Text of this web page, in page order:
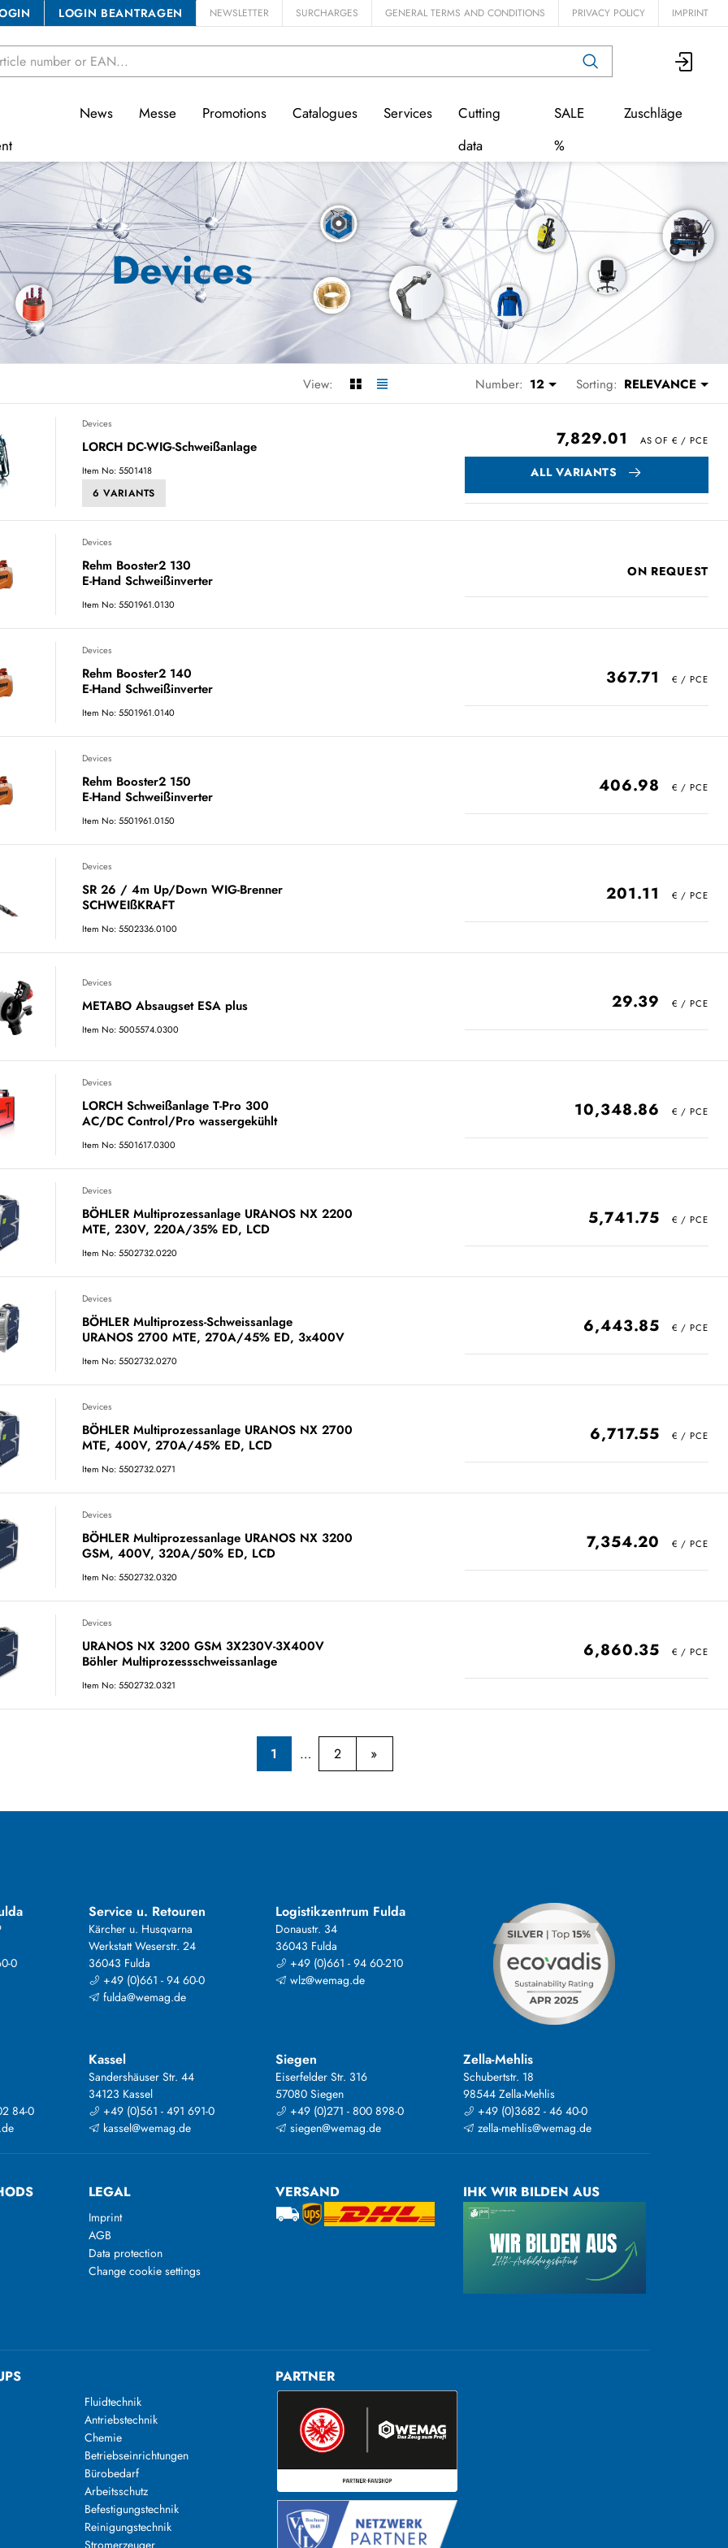
LOGIN BEANTRAGEN NEWSLETTER SURCHARGES GENERAL TERMS AND CONDITIONS PRIVACY POLICY IMPRINT
News Messe Promotions Catalogues Services
Cutting
data
SALE
%
Zuschläge
Devices
View: Number: 12 Sorting: RELEVANCE
Devices
LORCH DC-WIG-Schweißanlage
Item No: 5501418
6 VARIANTS
7,829.01
ALL VARIANTS
Devices
Rehm Booster2 130
E-Hand Schweißinverter
Item No: 5501961.0130
ON REQUEST
Devices
Rehm Booster2 140
E-Hand Schweißinverter
Item No: 5501961.0140
367.71
Devices
Rehm Booster2 150
E-Hand Schweißinverter
Item No: 5501961.0150
406.98
Devices
SR 26 / 4m Up/Down WIG-Brenner
SCHWEIßKRAFT
Item No: 5502336.0100
201.11
Devices
METABO Absaugset ESA plus
Item No: 5005574.0300
29.39
Devices
LORCH Schweißanlage T-Pro 300
AC/DC Control/Pro wassergekühlt
Item No: 5501617.0300
10,348.86
Devices
BÖHLER Multiprozessanlage URANOS NX 2200
MTE, 230V, 220A/35% ED, LCD
Item No: 5502732.0220
5,741.75
Devices
BÖHLER Multiprozess-Schweissanlage
URANOS 2700 MTE, 270A/45% ED, 3x400V
Item No: 5502732.0270
6,443.85
Devices
BÖHLER Multiprozessanlage URANOS NX 2700
MTE, 400V, 270A/45% ED, LCD
Item No: 5502732.0271
6,717.55
Devices
BÖHLER Multiprozessanlage URANOS NX 3200
GSM, 400V, 320A/50% ED, LCD
Item No: 5502732.0320
7,354.20
Devices
URANOS NX 3200 GSM 3X230V-3X400V
Böhler Multiprozessschweissanlage
Item No: 5502732.0321
6,860.35
1 2
0
Service u. Retouren
Kärcher u. Husqvarna
Werkstatt Weserstr. 24
36043 Fulda
+49 (0)661 - 94 60-0
fulda@wemag.de
Logistikzentrum Fulda
Donaustr. 34
36043 Fulda
+49 (0)661 - 94 60-210
wlz@wemag.de
84-0
Kassel
Sandershäuser Str. 44
34123 Kassel
+49 (0)561 - 491 691-0
kassel@wemag.de
Siegen
Eiserfelder Str. 316
57080 Siegen
+49 (0)271 - 800 898-0
siegen@wemag.de
Zella-Mehlis
Schubertstr. 18
98544 Zella-Mehlis
+49 (0)3682 - 46 40-0
zella-mehlis@wemag.de
LEGAL
Imprint
AGB
Data protection
Change cookie settings
VERSAND IHK WIR BILDEN AUS
Fluidtechnik
Antriebstechnik
Chemie
Betriebseinrichtungen
Bürobedarf
Arbeitsschutz
Befestigungstechnik
Reinigungstechnik
PARTNER